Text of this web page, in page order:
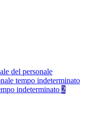
del personale
tempo indeterminato
indeterminato 2